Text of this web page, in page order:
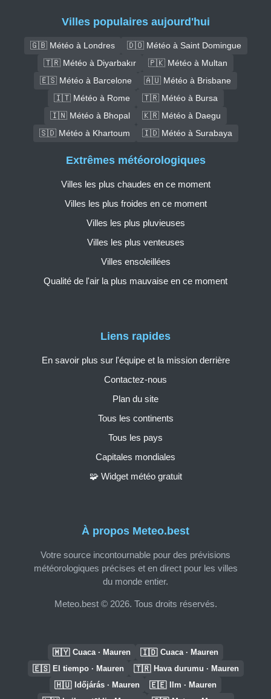
Villes populaires aujourd'hui
🇬🇧 Météo à Londres
🇩🇴 Météo à Saint Domingue
🇹🇷 Météo à Diyarbakır
🇵🇰 Météo à Multan
🇪🇸 Météo à Barcelone
🇦🇺 Météo à Brisbane
🇮🇹 Météo à Rome
🇹🇷 Météo à Bursa
🇮🇳 Météo à Bhopal
🇰🇷 Météo à Daegu
🇸🇩 Météo à Khartoum
🇮🇩 Météo à Surabaya
À propos Meteo.best
Votre source incontournable pour des prévisions
météorologiques précises et en direct pour les villes
du monde entier.
Meteo.best © 2026. Tous droits réservés.
Liens rapides
En savoir plus sur l'équipe et la mission derrière
Contactez-nous
Plan du site
Tous les continents
Tous les pays
Capitales mondiales
🧩 Widget météo gratuit
Extrêmes météorologiques
Villes les plus chaudes en ce moment
Villes les plus froides en ce moment
Villes les plus pluvieuses
Villes les plus venteuses
Villes ensoleillées
Qualité de l'air la plus mauvaise en ce moment
🇲🇾 Cuaca · Mauren 🇮🇩 Cuaca · Mauren
🇪🇸 El tiempo · Mauren 🇹🇷 Hava durumu · Mauren
🇭🇺 Időjárás · Mauren 🇪🇪 Ilm · Mauren